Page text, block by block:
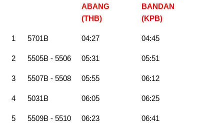
ABANG
(THB)
BANDAN
(KPB)
1 5701B 04:27 04:45
2 5505B - 5506 05:31 05:51
3 5507B - 5508 05:55 06:12
4 5031B 06:05 06:25
5 5509B - 5510 06:23 06:41